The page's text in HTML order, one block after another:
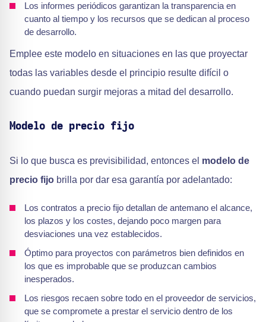
Los informes periódicos garantizan la transparencia en
cuanto al tiempo y los recursos que se dedican al proceso
de desarrollo.
Emplee este modelo en situaciones en las que proyectar
todas las variables desde el principio resulte difícil o
cuando puedan surgir mejoras a mitad del desarrollo.
Modelo de precio fijo
Si lo que busca es previsibilidad, entonces el modelo de
precio fijo brilla por dar esa garantía por adelantado:
Los contratos a precio fijo detallan de antemano el alcance,
los plazos y los costes, dejando poco margen para
desviaciones una vez establecidos.
Óptimo para proyectos con parámetros bien definidos en
los que es improbable que se produzcan cambios
inesperados.
Los riesgos recaen sobre todo en el proveedor de servicios,
que se compromete a prestar el servicio dentro de los